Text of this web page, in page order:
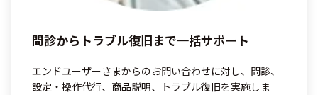
問診からトラブル復旧まで一括サポート
エンドユーザーさまからのお問い合わせに対し、問診、
設定・操作代行、商品説明、トラブル復旧を実施しま